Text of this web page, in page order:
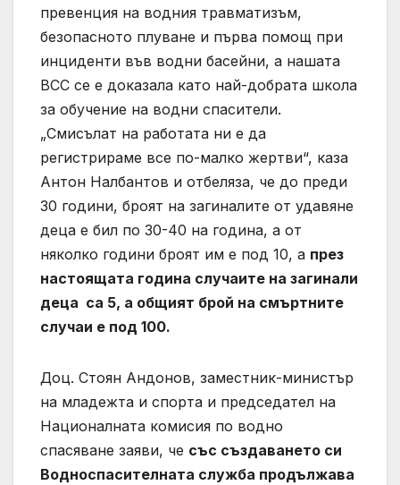
превенция на водния травматизъм,
безопасното плуване и първа помощ при
инциденти във водни басейни, а нашата
ВСС се е доказала като най-добрата школа
за обучение на водни спасители.
„Смисълат на работата ни е да
регистрираме все по-малко жертви“, каза
Антон Налбантов и отбеляза, че до преди
30 години, броят на загиналите от удавяне
деца е бил по 30-40 на година, а от
няколко години броят им е под 10, а през
настоящата година случаите на загинали
деца са 5, а общият брой на смъртните
случаи е под 100.
Доц. Стоян Андонов, заместник-министър
на младежта и спорта и председател на
Националната комисия по водно
спасяване заяви, че със създаването си
Водноспасителната служба продължава